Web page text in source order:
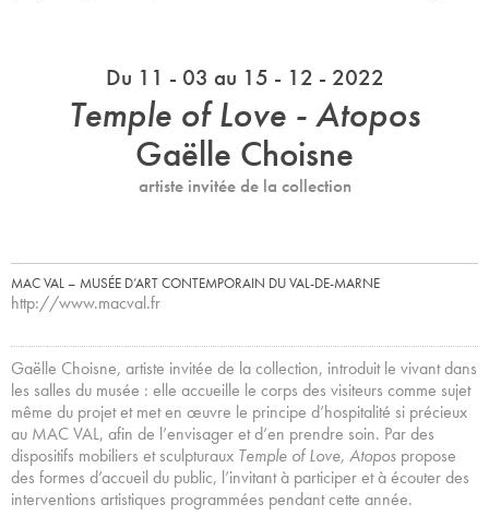
Du 11 - 03 au 15 - 12 - 2022
Temple of Love - Atopos
Gaëlle Choisne
artiste invitée de la collection
MAC VAL – MUSÉE D’ART CONTEMPORAIN DU VAL-DE-MARNE
http://www.macval.fr
Gaëlle Choisne, artiste invitée de la collection, introduit le vivant dans
les salles du musée : elle accueille le corps des visiteurs comme sujet
même du projet et met en œuvre le principe d’hospitalité si précieux
au MAC VAL, afin de l’envisager et d’en prendre soin. Par des
dispositifs mobiliers et sculpturaux Temple of Love, Atopos propose
des formes d’accueil du public, l’invitant à participer et à écouter des
interventions artistiques programmées pendant cette année.